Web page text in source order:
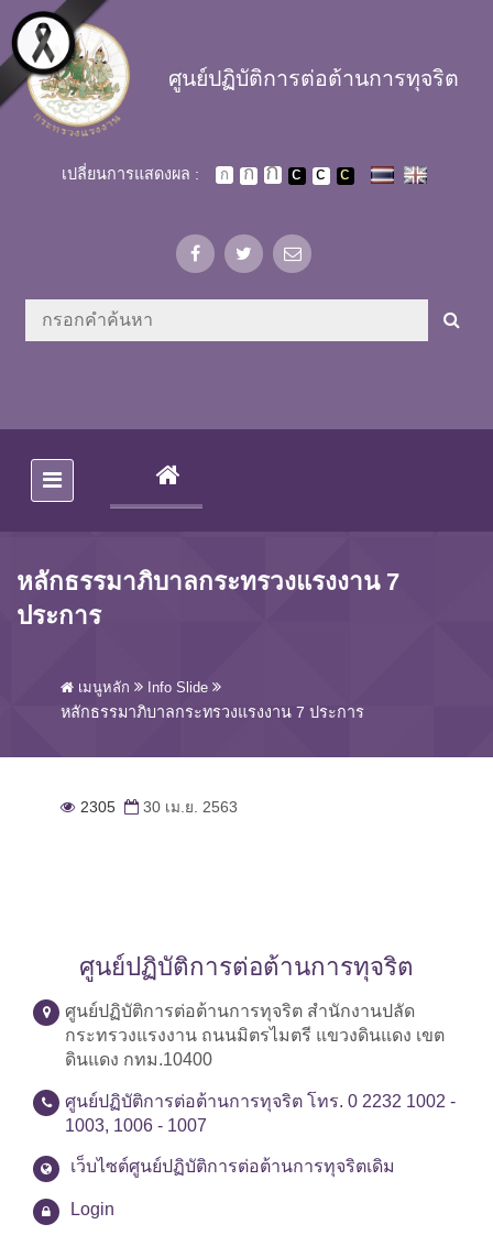
Skip to main content
ศูนย์ปฏิบัติการต่อต้านการทุจริต
เปลี่ยนการแสดงผล :
(CURRENT)
หลักธรรมาภิบาลกระทรวงแรงงาน 7
ประการ
เมนูหลัก Info Slide
หลักธรรมาภิบาลกระทรวงแรงงาน 7 ประการ
2305 30 เม.ย. 2563
ศูนย์ปฏิบัติการต่อต้านการทุจริต
ศูนย์ปฏิบัติการต่อต้านการทุจริต สำนักงานปลัด
กระทรวงแรงงาน ถนนมิตรไมตรี แขวงดินแดง เขต
ดินแดง กทม.10400
ศูนย์ปฏิบัติการต่อต้านการทุจริต โทร. 0 2232 1002 -
1003, 1006 - 1007
เว็บไซต์ศูนย์ปฏิบัติการต่อต้านการทุจริตเดิม
Login